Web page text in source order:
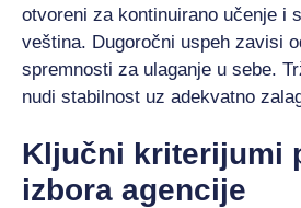
otvoreni za kontinuirano učenje i
veština. Dugoročni uspeh zavisi
spremnosti za ulaganje u sebe.
nudi stabilnost uz adekvatno
Ključni kriterijumi
izbora agencije